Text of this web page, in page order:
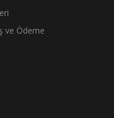
ve Ödeme